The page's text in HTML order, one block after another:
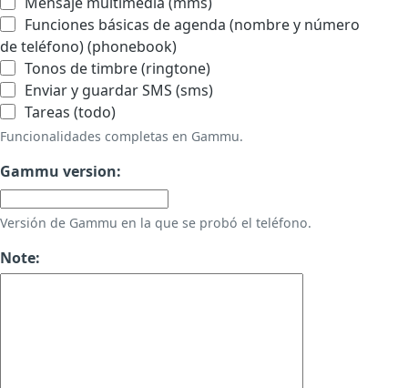
Funciones básicas de agenda (nombre y número
de teléfono) (phonebook)
Tonos de timbre (ringtone)
Enviar y guardar SMS (sms)
Tareas (todo)
Funcionalidades completas en Gammu.
Gammu version:
Versión de Gammu en la que se probó el teléfono.
Note: